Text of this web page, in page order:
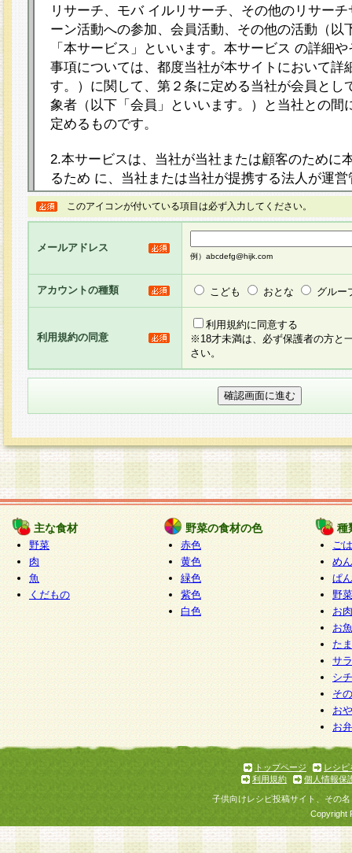
リサーチ、モバ イルリサーチ、その他のリサー
ーン活動への参加、会員活動、その他の活動（以
「本サービス」といいます。本サービス の詳細
事項については、都度当社が本サイトにおいて詳
す。）に関して、第２条に定める当社が会員とし
象者（以下「会員」といいます。）と当社との間
定めるものです。
2.本サービスは、当社が当社または顧客のために
るため に、当社または当社が提携する法人が運
ト（以下「本サイト」といいます。）上に本サー
ージを設け、会員がアンケー ト調査に回答する
し、その結果を当社が集計・分析その他の利用を
るものです。なお、本サービスは、それぞれの目
員に対して本サービスの依頼を行うこともあり、
た全ての会員に対して本サービスの依頼をすると
りま す。
3.当社は、会員の事前の承諾を得ることなく、当
方 法・手段にて、本規約を任意に制定、変更ま
きるものとします。改定後の本規約等は、本規約
に掲示したときに、その 他の諸規定については
てその効力を生じるものとします。
4.本規約は、会員登録希望者による会員登録手続
の当社による会員登録の承認が完了した時点で会
たものとみなされ、会員に対して適用されるもの
5.当社がお聞きする個人情報は、すべて会員登録
で提 供いただいたものと考えております。従っ
自らの個人情報の提供を希望されない場合には、
をお預かりいたしません が、提供されないこと
商品やサービス等をご利用いただけない場合があ
了承ください。
6.当社は、お客様から当社が保有している個人情
加・ 利用停止等を求められた場合には、ご本人
て確認できた場合に限り、法令に準拠して合理的
いただきます。なお、開示 請求等の請求先は個
ります。
1.会員とは、本規約等を承諾のうえ、当社所定の
了し、当社が承認した者、グループとします。な
が以下に該当する場合は会員登録をすることがで
このアイコンが付いている項目は必ず入力してください。
メールアドレス
例）abcdefg@hijk.com
アカウントの種類 こども おとな グルー
利用規約の同意
利用規約に同意する
※18才未満は、必ず保護者の方と
さい。
主な食材
野菜
肉
魚
くだもの
野菜の食材の色
赤色
黄色
緑色
紫色
白色
種
ご
めん
ぱん
野
お
お
た
サ
シ
そ
お
お
トップページ
レシピ
利用規約
個人情報保
子供向けレシピ投稿サイト、その
Copyright